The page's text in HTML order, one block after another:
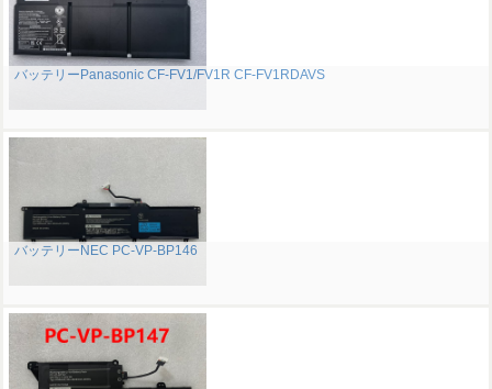
バッテリーPanasonic CF-FV1/FV1R CF-FV1RDAVS
バッテリーNEC PC-VP-BP146